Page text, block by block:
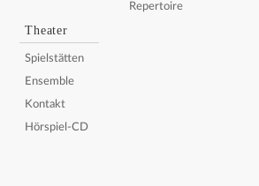
Repertoire
Theater
Spielstätten
Ensemble
Kontakt
Hörspiel-CD